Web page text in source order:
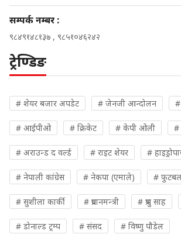
सम्पर्क नम्बर :
९८४९१४८१३७ , ९८५१०४६२४२
ट्रेण्डिङ
# शेयर बजार अपडेट # जेनजी आन्दोलन #
# आईपीओ # क्रिकेट # केपी ओली #
# अराउन्ड द वर्ल्ड # राइट शेयर #
# नेपाली कांग्रेस # नेकपा (एमाले) #
# सुशीला कार्की # प्रधानमन्त्री # प्रभु साह
# डोनाल्ड ट्रम्प # संसद # विष्णु पौडेल